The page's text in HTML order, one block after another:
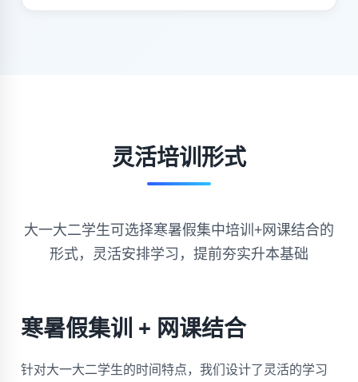
灵活培训形式
大一大二学生可选择寒暑假集中培训+网课结合的
形式，灵活安排学习，提前夯实升本基础
寒暑假集训 + 网课结合
针对大一大二学生的时间特点，我们设计了灵活的学习